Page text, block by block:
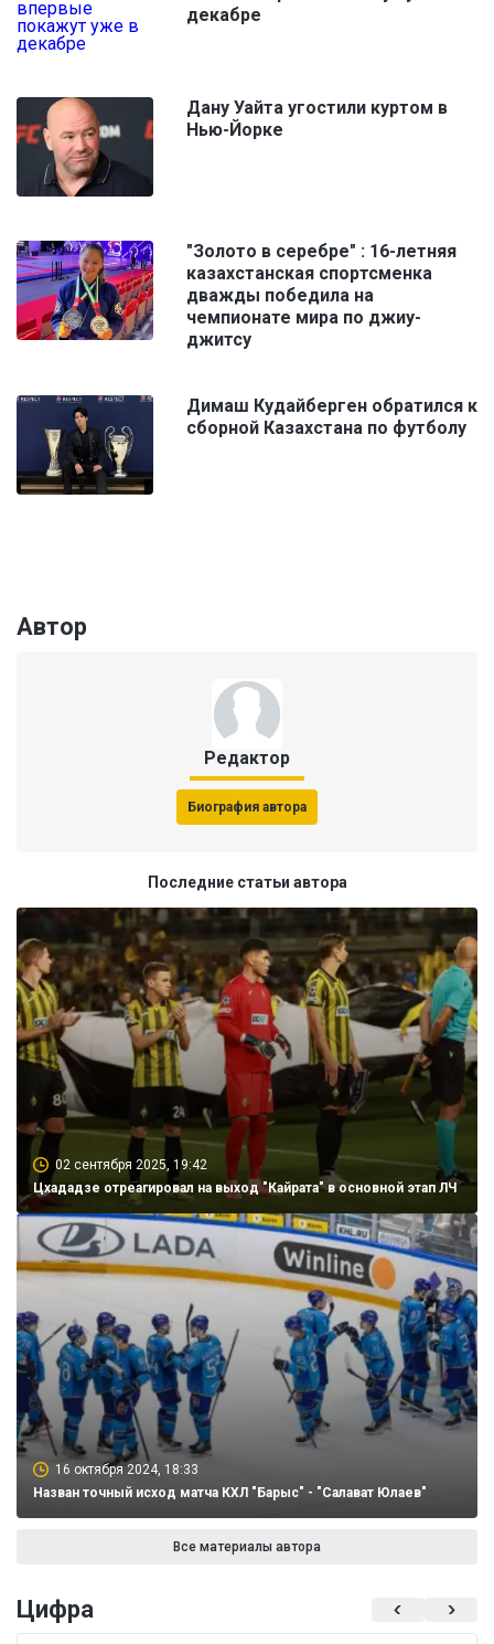
декабре
Дану Уайта угостили куртом в
Нью-Йорке
"Золото в серебре" : 16-летняя
казахстанская спортсменка
дважды победила на
чемпионате мира по джиу-
джитсу
Димаш Кудайберген обратился к
сборной Казахстана по футболу
Автор
Редактор
Биография автора
Последние статьи автора
02 сентября 2025, 19:42
Цхададзе отреагировал на выход "Кайрата" в основной этап ЛЧ
16 октября 2024, 18:33
Назван точный исход матча КХЛ "Барыс" - "Салават Юлаев"
Все материалы автора
Цифра